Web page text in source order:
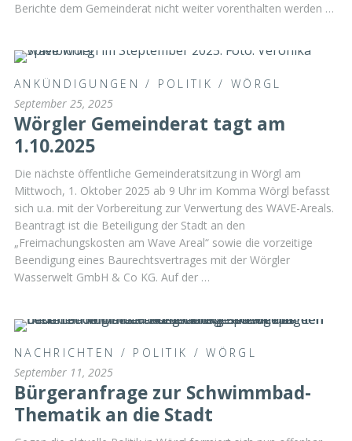
Berichte dem Gemeinderat nicht weiter vorenthalten werden …
ANKÜNDIGUNGEN / POLITIK / WÖRGL
September 25, 2025
Wörgler Gemeinderat tagt am
1.10.2025
Die nächste öffentliche Gemeinderatsitzung in Wörgl am
Mittwoch, 1. Oktober 2025 ab 9 Uhr im Komma Wörgl befasst
sich u.a. mit der Vorbereitung zur Verwertung des WAVE-Areals.
Beantragt ist die Beteiligung der Stadt an den
„Freimachungskosten am Wave Areal“ sowie die vorzeitige
Beendigung eines Baurechtsvertrages mit der Wörgler
Wasserwelt GmbH & Co KG. Auf der …
NACHRICHTEN / POLITIK /WÖRGL
September 11, 2025
Bürgeranfrage zur Schwimmbad-
Thematik an die Stadt